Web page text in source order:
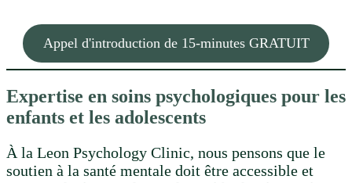
Appel d'introduction de 15-minutes GRATUIT
Expertise en soins psychologiques pour les
enfants et les adolescents
À la Leon Psychology Clinic, nous pensons que le
soutien à la santé mentale doit être accessible et